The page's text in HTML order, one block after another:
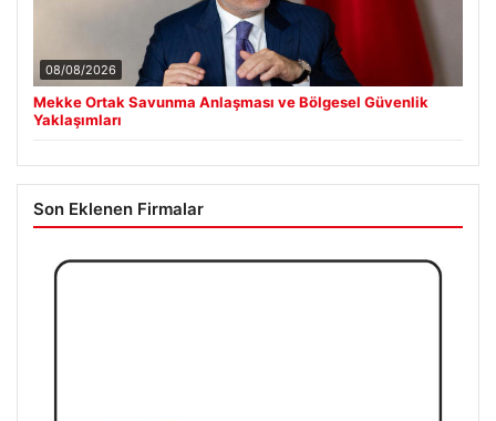
08/08/2026
Mekke Ortak Savunma Anlaşması ve Bölgesel Güvenlik
Yaklaşımları
Son Eklenen Firmalar